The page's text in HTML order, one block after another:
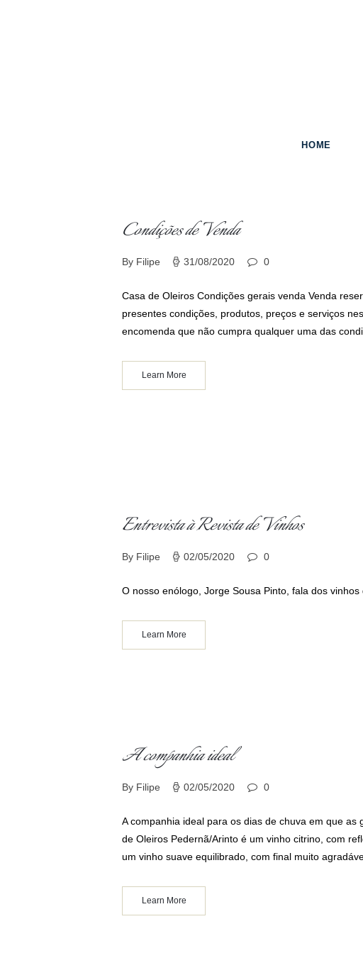
HOME
Condições de Venda
By Filipe 31/08/2020 0
Casa de Oleiros Condições gerais venda Venda
presentes condições, produtos, preços e serviços
encomenda que não cumpra qualquer uma das
Learn More
Entrevista à Revista de Vinhos
By Filipe 02/05/2020 0
O nosso enólogo, Jorge Sousa Pinto, fala dos
Learn More
A companhia ideal
By Filipe 02/05/2020 0
A companhia ideal para os dias de chuva em que
de Oleiros Pedernã/Arinto é um vinho citrino, com
um vinho suave equilibrado, com final muito
Learn More